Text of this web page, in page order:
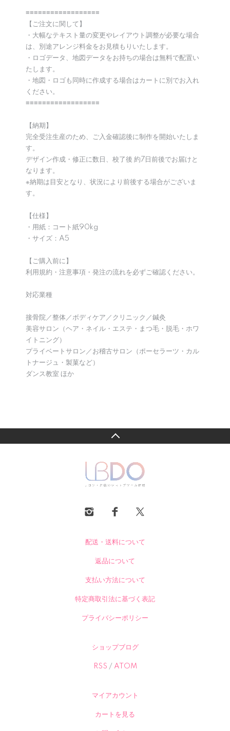
≡≡≡≡≡≡≡≡≡≡≡≡≡≡≡≡≡≡
【ご注文に関して】
・大幅なテキスト量の変更やレイアウト調整が必要な場合
は、別途アレンジ料金をお見積もりいたします。
・ロゴデータ、地図データをお持ちの場合は無料で配置い
たします。
・地図・ロゴも同時に作成する場合はカートに別でお入れ
ください。
≡≡≡≡≡≡≡≡≡≡≡≡≡≡≡≡≡≡
【納期】
完全受注生産のため、ご入金確認後に制作を開始いたしま
す。
デザイン作成・修正に数日、校了後 約7日前後でお届けと
なります。
※納期は目安となり、状況により前後する場合がございま
す。
【仕様】
・用紙：コート紙90kg
・サイズ：A5
【ご購入前に】
利用規約・注意事項・発注の流れを必ずご確認ください。
対応業種
接骨院／整体／ボディケア／クリニック／鍼灸
美容サロン（ヘア・ネイル・エステ・まつ毛・脱毛・ホワ
イトニング）
プライベートサロン／お稽古サロン（ポーセラーツ・カル
トナージュ・製菓など）
ダンス教室 ほか
配送・送料について
返品について
支払い方法について
特定商取引法に基づく表記
プライバシーポリシー
ショップブログ
RSS / ATOM
マイアカウント
カートを見る